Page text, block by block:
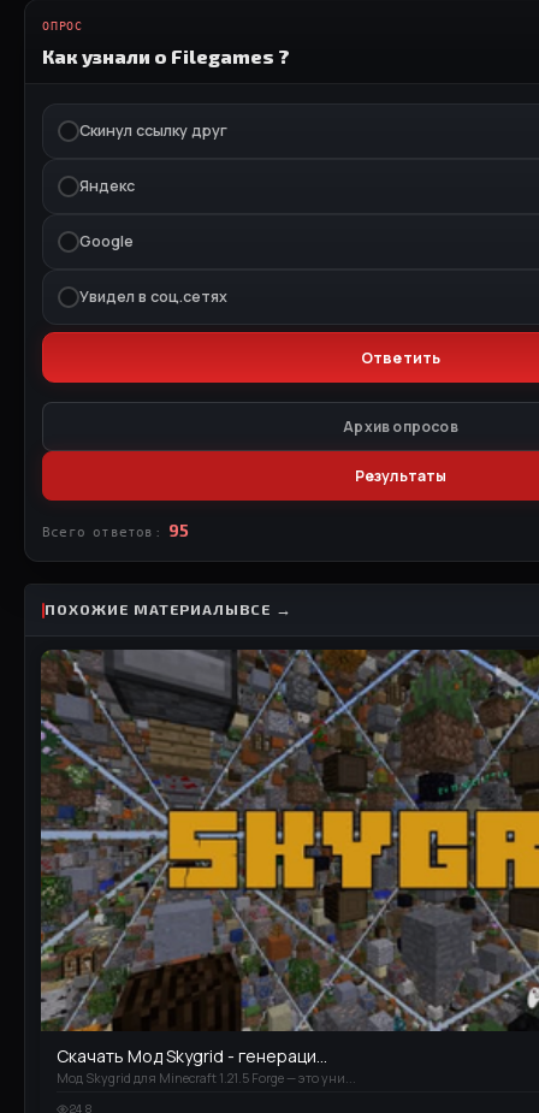
ОПРОС
Как узнали о Filegames ?
Скинул ссылку друг
Яндекс
Google
Увидел в соц.сетях
Архив опросов
Результаты
Всего ответов: 95
ПОХОЖИЕ МАТЕРИАЛЫ ВСЕ →
Скачать Мод Skygrid - генераци...
Мод Skygrid для Minecraft 1.21.5 Forge — это уни...
248